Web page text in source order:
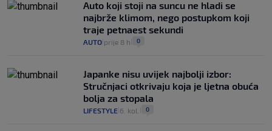
Auto koji stoji na suncu ne hladi se
najbrže klimom, nego postupkom koji
traje petnaest sekundi
AUTO prije 8 h 0
Japanke nisu uvijek najbolji izbor:
Stručnjaci otkrivaju koja je ljetna obuća
bolja za stopala
LIFESTYLE 6. kol. 0